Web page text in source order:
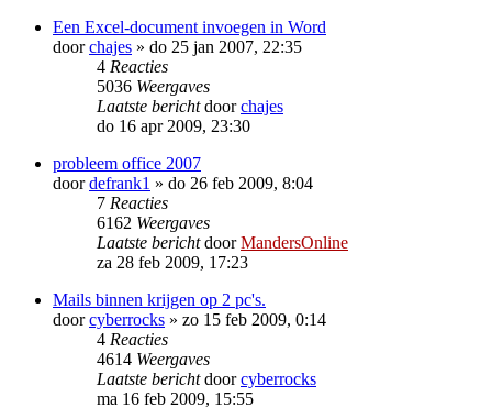
Een Excel-document invoegen in Word
doorchajes » do 25 jan 2007, 22:35
4 Reacties
5036 Weergaves
Laatste berichtdoorchajes
do 16 apr 2009, 23:30
probleem office 2007
doordefrank1 » do 26 feb 2009, 8:04
7 Reacties
6162 Weergaves
Laatste berichtdoorMandersOnline
za 28 feb 2009, 17:23
Mails binnen krijgen op 2 pc's.
doorcyberrocks » zo 15 feb 2009, 0:14
4 Reacties
4614 Weergaves
Laatste berichtdoorcyberrocks
ma 16 feb 2009, 15:55